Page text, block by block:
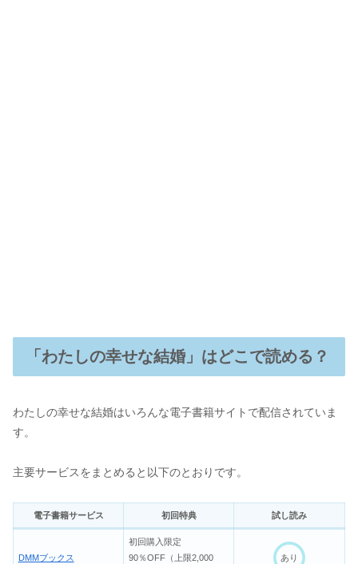
「わたしの幸せな結婚」はどこで読める？
わたしの幸せな結婚はいろんな電子書籍サイトで配信されていま
す。
主要サービスをまとめると以下のとおりです。
電子書籍サービス 初回特典 試し読み
DMMブックス
初回購入限定
90％OFF（上限2,000
あり